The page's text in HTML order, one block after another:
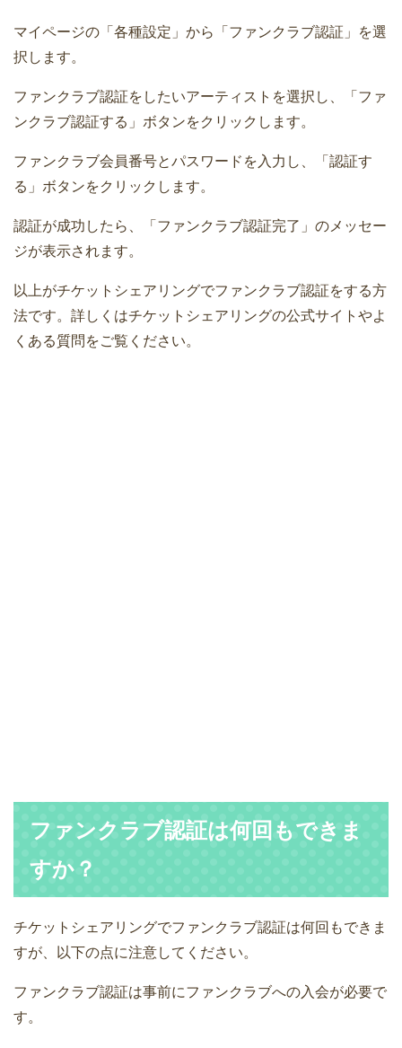
マイページの「各種設定」から「ファンクラブ認証」を選
択します。
ファンクラブ認証をしたいアーティストを選択し、「ファ
ンクラブ認証する」ボタンをクリックします。
ファンクラブ会員番号とパスワードを入力し、「認証す
る」ボタンをクリックします。
認証が成功したら、「ファンクラブ認証完了」のメッセー
ジが表示されます。
以上がチケットシェアリングでファンクラブ認証をする方
法です。詳しくはチケットシェアリングの公式サイトやよ
くある質問をご覧ください。
ファンクラブ認証は何回もできま
すか？
チケットシェアリングでファンクラブ認証は何回もできま
すが、以下の点に注意してください。
ファンクラブ認証は事前にファンクラブへの入会が必要で
す。